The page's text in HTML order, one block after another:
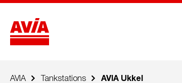
AVIA Tankstations AVIA Ukkel